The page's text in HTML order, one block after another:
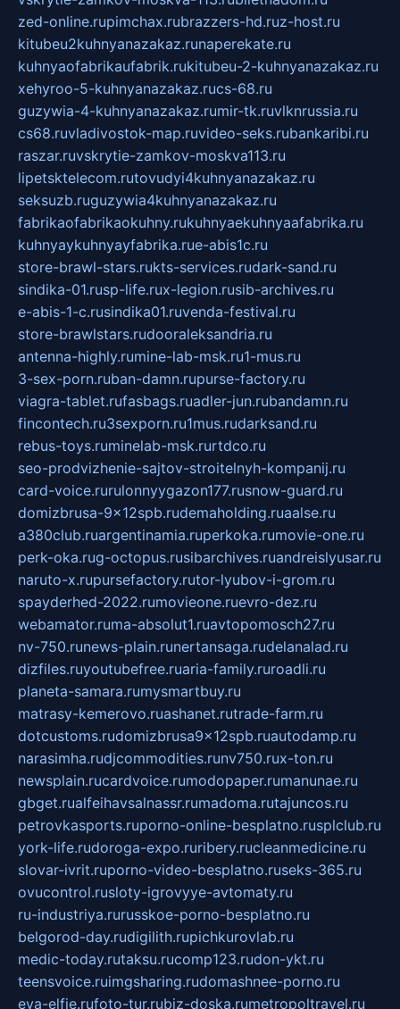
zed-online.rupimchax.rubrazzers-hd.ruz-host.ru
kitubeu2kuhnyanazakaz.runaperekate.ru
kuhnyaofabrikaufabrik.rukitubeu-2-kuhnyanazakaz.ru
xehyroo-5-kuhnyanazakaz.rucs-68.ru
guzywia-4-kuhnyanazakaz.rumir-tk.ruvlknrussia.ru
cs68.ruvladivostok-map.ruvideo-seks.rubankaribi.ru
raszar.ruvskrytie-zamkov-moskva113.ru
lipetsktelecom.rutovudyi4kuhnyanazakaz.ru
seksuzb.ruguzywia4kuhnyanazakaz.ru
fabrikaofabrikaokuhny.rukuhnyaekuhnyaafabrika.ru
kuhnyaykuhnyayfabrika.rue-abis1c.ru
store-brawl-stars.rukts-services.rudark-sand.ru
sindika-01.rusp-life.rux-legion.rusib-archives.ru
e-abis-1-c.rusindika01.ruvenda-festival.ru
store-brawlstars.rudooraleksandria.ru
antenna-highly.rumine-lab-msk.ru1-mus.ru
3-sex-porn.ruban-damn.rupurse-factory.ru
viagra-tablet.rufasbags.ruadler-jun.rubandamn.ru
fincontech.ru3sexporn.ru1mus.rudarksand.ru
rebus-toys.ruminelab-msk.rurtdco.ru
seo-prodvizhenie-sajtov-stroitelnyh-kompanij.ru
card-voice.rurulonnyygazon177.rusnow-guard.ru
domizbrusa-9x12spb.rudemaholding.ruaalse.ru
a380club.ruargentinamia.ruperkoka.rumovie-one.ru
perk-oka.rug-octopus.rusibarchives.ruandreislyusar.ru
naruto-x.rupursefactory.rutor-lyubov-i-grom.ru
spayderhed-2022.rumovieone.ruevro-dez.ru
webamator.ruma-absolut1.ruavtopomosch27.ru
nv-750.runews-plain.runertansaga.rudelanalad.ru
dizfiles.ruyoutubefree.ruaria-family.ruroadli.ru
planeta-samara.rumysmartbuy.ru
matrasy-kemerovo.ruashanet.rutrade-farm.ru
dotcustoms.rudomizbrusa9x12spb.ruautodamp.ru
narasimha.rudjcommodities.runv750.rux-ton.ru
newsplain.rucardvoice.rumodopaper.rumanunae.ru
gbget.rualfeihavsalnassr.rumadoma.rutajuncos.ru
petrovkasports.ruporno-online-besplatno.rusplclub.ru
york-life.rudoroga-expo.ruribery.rucleanmedicine.ru
slovar-ivrit.ruporno-video-besplatno.ruseks-365.ru
ovucontrol.rusloty-igrovyye-avtomaty.ru
ru-industriya.rurusskoe-porno-besplatno.ru
belgorod-day.rudigilith.rupichkurovlab.ru
medic-today.rutaksu.rucomp123.rudon-ykt.ru
teensvoice.ruimgsharing.rudomashnee-porno.ru
eva-elfie.rufoto-tur.rubiz-doska.rumetropoltravel.ru